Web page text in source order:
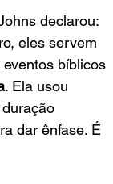
declarou:
eles servem
bíblicos
. Ela usou
dar ênfase. É